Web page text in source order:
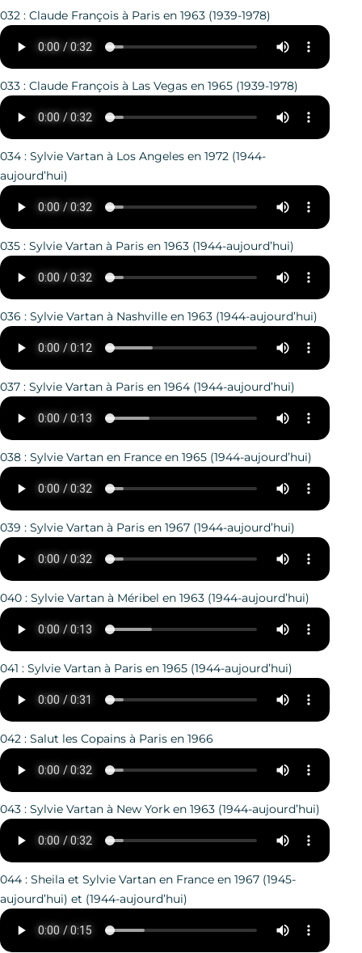
032 : Claude François à Paris en 1963 (1939-1978)
033 : Claude François à Las Vegas en 1965 (1939-1978)
034 : Sylvie Vartan à Los Angeles en 1972 (1944-
aujourd’hui)
035 : Sylvie Vartan à Paris en 1963 (1944-aujourd’hui)
036 : Sylvie Vartan à Nashville en 1963 (1944-aujourd’hui)
037 : Sylvie Vartan à Paris en 1964 (1944-aujourd’hui)
038 : Sylvie Vartan en France en 1965 (1944-aujourd’hui)
039 : Sylvie Vartan à Paris en 1967 (1944-aujourd’hui)
040 : Sylvie Vartan à Méribel en 1963 (1944-aujourd’hui)
041 : Sylvie Vartan à Paris en 1965 (1944-aujourd’hui)
042 : Salut les Copains à Paris en 1966
043 : Sylvie Vartan à New York en 1963 (1944-aujourd’hui)
044 : Sheila et Sylvie Vartan en France en 1967 (1945-
aujourd’hui) et (1944-aujourd’hui)